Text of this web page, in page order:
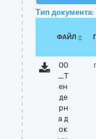
Тип документа:
ФАЙЛ
00
_Т
ен
де
рн
а д
ок